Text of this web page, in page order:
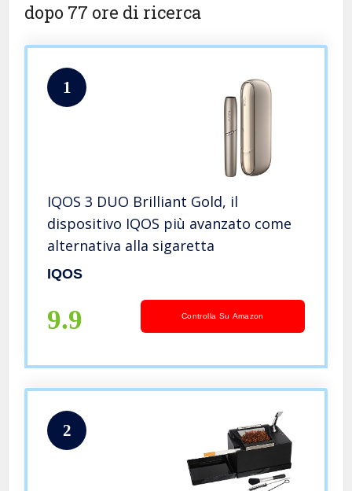
dopo 77 ore di ricerca
1
IQOS 3 DUO Brilliant Gold, il
dispositivo IQOS più avanzato come
alternativa alla sigaretta
IQOS
9.9 Controlla Su Amazon
2